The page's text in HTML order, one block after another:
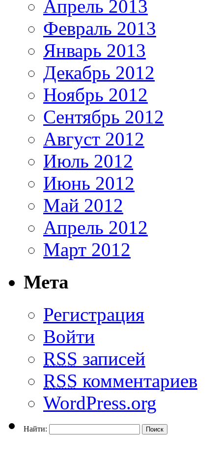
Апрель 2013
Февраль 2013
Январь 2013
Декабрь 2012
Ноябрь 2012
Сентябрь 2012
Август 2012
Июль 2012
Июнь 2012
Май 2012
Апрель 2012
Март 2012
Мета
Регистрация
Войти
RSS записей
RSS комментариев
WordPress.org
Найти: